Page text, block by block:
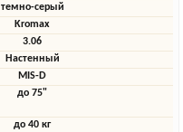
темно-серый
Kromax
3.06
Настенный
MIS-D
до 75"
до 40 кг